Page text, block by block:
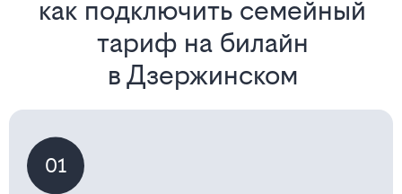
как подключить семейный
тариф на билайн
в Дзержинском
01